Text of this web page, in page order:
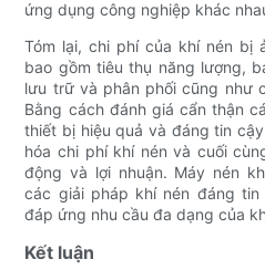
ứng dụng công nghiệp khác
Tóm lại, chi phí của khí nén bị
bao gồm tiêu thụ năng lượng,
lưu trữ và phân phối cũng như
Bằng cách đánh giá cẩn thận
thiết bị hiệu quả và đáng tin
hóa chi phí khí nén và cuối
động và lợi nhuận. Máy nén
các giải pháp khí nén đáng
đáp ứng nhu cầu đa dạng của
Kết luận